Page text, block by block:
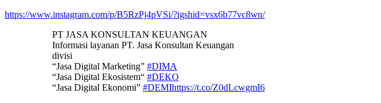
https://www.instagram.com/p/B5RzPj4pVSi/?igshid=vsx6b77vc8wn/
PT JASA KONSULTAN KEUANGAN
Informasi layanan PT. Jasa Konsultan Keuangan
divisi
“Jasa Digital Marketing” #DIMA
“Jasa Digital Ekosistem“ #DEKO
“Jasa Digital Ekonomi” #DEMIhttps://t.co/Z0dLcwgmI6